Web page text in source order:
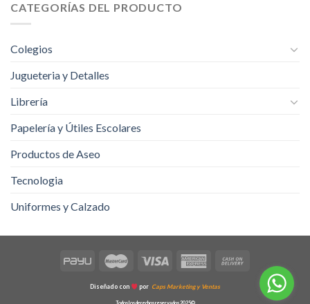
CATEGORÍAS DEL PRODUCTO
Colegios
Jugueteria y Detalles
Librería
Papelería y Útiles Escolares
Productos de Aseo
Tecnologia
Uniformes y Calzado
Diseñado con por Caps Marketing y Ventas